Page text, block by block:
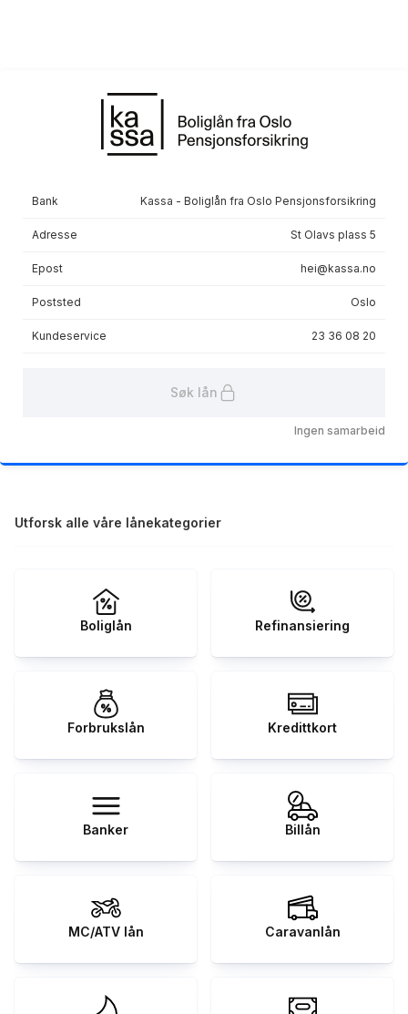
Les mer om avtalen
Bank Kassa - Boliglån fra Oslo Pensjonsforsikring
Adresse St Olavs plass 5
Epost hei@kassa.no
Poststed Oslo
Kundeservice 23 36 08 20
Søk lån
Ingen samarbeid
Utforsk alle våre lånekategorier
Boliglån Refinansiering
Forbrukslån Kredittkort
Banker Billån
MC/ATV lån Caravanlån